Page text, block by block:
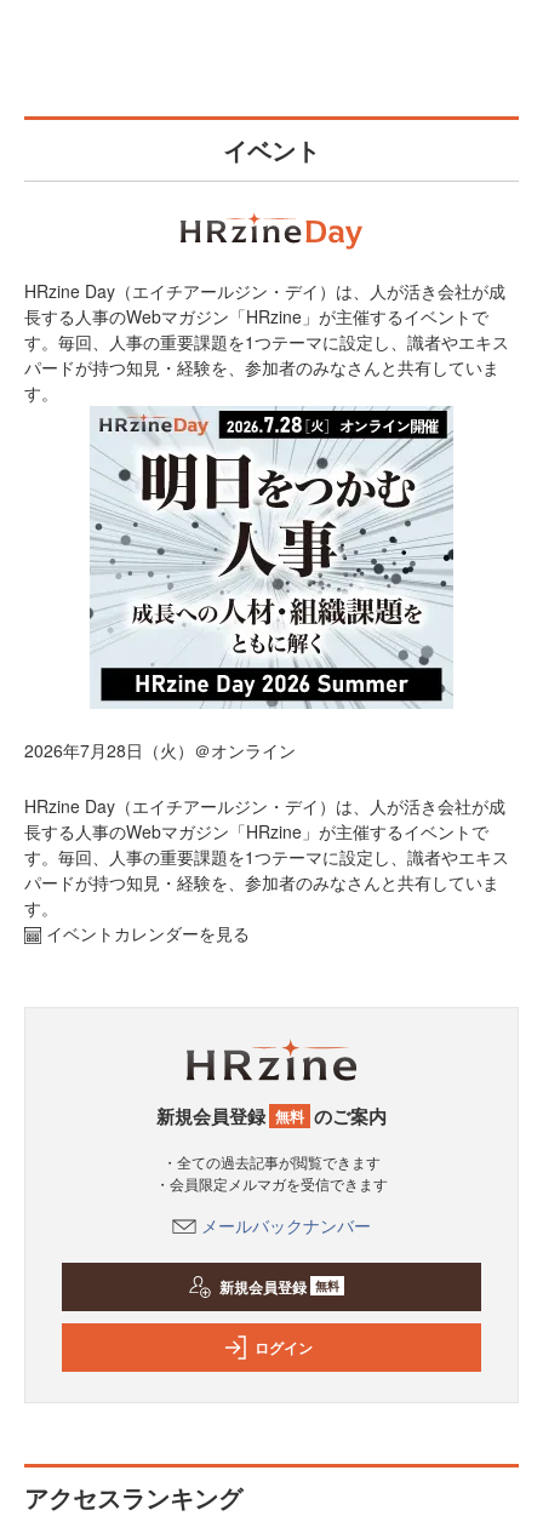
イベント
HRzine Day（エイチアールジン・デイ）は、人が活き会社が成
長する人事のWebマガジン「HRzine」が主催するイベントで
す。毎回、人事の重要課題を1つテーマに設定し、識者やエキス
パードが持つ知見・経験を、参加者のみなさんと共有していま
す。
2026年7月28日（火）＠オンライン
HRzine Day（エイチアールジン・デイ）は、人が活き会社が成
長する人事のWebマガジン「HRzine」が主催するイベントで
す。毎回、人事の重要課題を1つテーマに設定し、識者やエキス
パードが持つ知見・経験を、参加者のみなさんと共有していま
す。
イベントカレンダーを見る
新規会員登録 無料 のご案内
・全ての過去記事が閲覧できます
・会員限定メルマガを受信できます
メールバックナンバー
新規会員登録 無料
ログイン
アクセスランキング